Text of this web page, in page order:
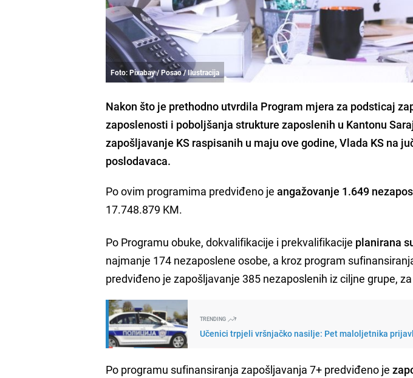
Foto: Pixabay / Posao / Ilustracija
Nakon što je prethodno utvrdila Program mjera za podsticaj
zaposlenosti i poboljšanja strukture zaposlenih u Kantonu
zapošljavanje KS raspisanih u maju ove godine, Vlada KS na
poslodavaca.
Po ovim programima predviđeno je angažovanje 1.649
17.748.879 KM.
Po Programu obuke, dokvalifikacije i prekvalifikacije planirana
najmanje 174 nezaposlene osobe, a kroz program
predviđeno je zapošljavanje 385 nezaposlenih iz ciljne grupe,
TRENDING
Učenici trpjeli vršnjačko nasilje: Pet maloljetnika
Po programu sufinansiranja zapošljavanja 7+ predviđeno je